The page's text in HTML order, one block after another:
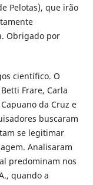
Pelotas), que irão
Obrigado por
científico. O
Frare, Carla
da Cruz e
buscaram
se legitimar
Analisaram
predominam nos
quando a